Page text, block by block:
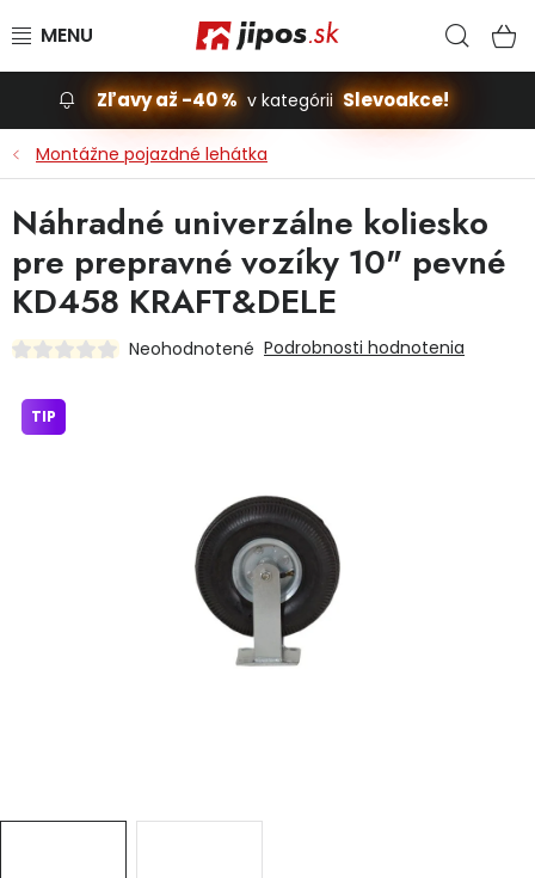
Slevoakce
Stavba, dom
Dielňa
Príslušenstvo pre automobily
Ochranné pracovné pomôcky
Zľavy až -40 % v kategórii Slevoakce!
Montážne pojazdné lehátka
Náhradné univerzálne koliesko
pre prepravné vozíky 10" pevné
KD458 KRAFT&DELE
Neohodnotené Podrobnosti hodnotenia
TIP